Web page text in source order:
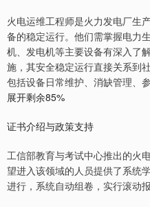
火电运维工程师是火力发电厂生
备的稳定运行。他们需掌握电力
机、发电机等主要设备有深入了
施，其安全稳定运行直接关系到
包括设备日常维护、消缺管理、
展开剩余85%
证书介绍与政策支持
工信部教育与考试中心推出的火
望进入该领域的人员提供了系统
进行，系统自动组卷，实行滚动